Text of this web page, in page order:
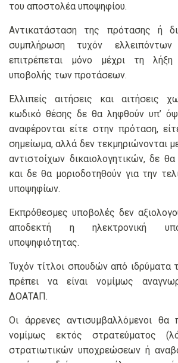
του αποστολέα υποψηφίου.
Αντικατάσταση της πρότασης ή
συμπλήρωση τυχόν ελλειπόντων
επιτρέπεται μόνο μέχρι τη
υποβολής των προτάσεων.
Ελλιπείς αιτήσεις και αιτήσεις
κωδικό θέσης δε θα ληφθούν υπ’
αναφέρονται είτε στην πρόταση,
σημείωμα, αλλά δεν τεκμηριώνονται
αντιστοίχων δικαιολογητικών, δε
και δε θα μοριοδοτηθούν για την
υποψηφίων.
Εκπρόθεσμες υποβολές δεν
αποδεκτή η ηλεκτρονική
υποψηφιότητας.
Τυχόν τίτλοι σπουδών από ιδρύματα
πρέπει να είναι νομίμως
ΔΟΑΤΑΠ.
Οι άρρενες αντισυμβαλλόμενοι θα
νομίμως εκτός στρατεύματος
στρατιωτικών υποχρεώσεων ή